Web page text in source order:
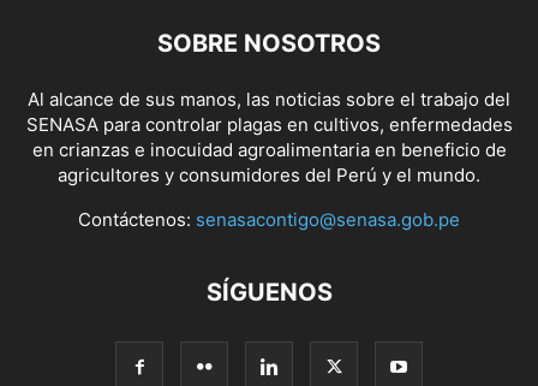
SOBRE NOSOTROS
Al alcance de sus manos, las noticias sobre el trabajo del
SENASA para controlar plagas en cultivos, enfermedades
en crianzas e inocuidad agroalimentaria en beneficio de
agricultores y consumidores del Perú y el mundo.
Contáctenos: senasacontigo@senasa.gob.pe
SÍGUENOS